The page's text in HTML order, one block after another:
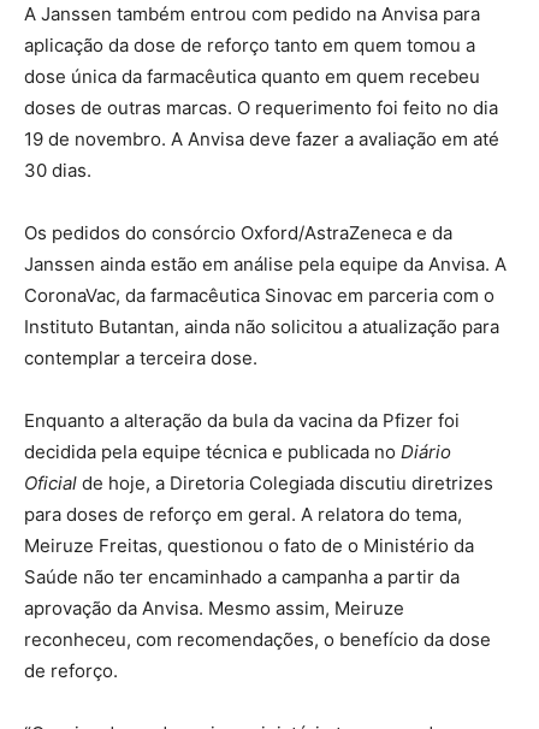
A Janssen também entrou com pedido na Anvisa para
aplicação da dose de reforço tanto em quem tomou a
dose única da farmacêutica quanto em quem recebeu
doses de outras marcas. O requerimento foi feito no dia
19 de novembro. A Anvisa deve fazer a avaliação em até
30 dias.
Os pedidos do consórcio Oxford/AstraZeneca e da
Janssen ainda estão em análise pela equipe da Anvisa. A
CoronaVac, da farmacêutica Sinovac em parceria com o
Instituto Butantan, ainda não solicitou a atualização para
contemplar a terceira dose.
Enquanto a alteração da bula da vacina da Pfizer foi
decidida pela equipe técnica e publicada no Diário
Oficial de hoje, a Diretoria Colegiada discutiu diretrizes
para doses de reforço em geral. A relatora do tema,
Meiruze Freitas, questionou o fato de o Ministério da
Saúde não ter encaminhado a campanha a partir da
aprovação da Anvisa. Mesmo assim, Meiruze
reconheceu, com recomendações, o benefício da dose
de reforço.